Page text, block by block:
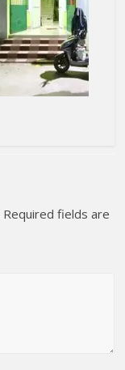
Required fields are